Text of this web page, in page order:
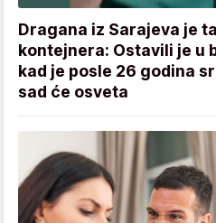
Dragana iz Sarajeva je
kontejnera: Ostavili je u
kad je posle 26 godina
sad će osveta